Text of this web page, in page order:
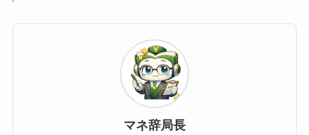
マネ辞局長